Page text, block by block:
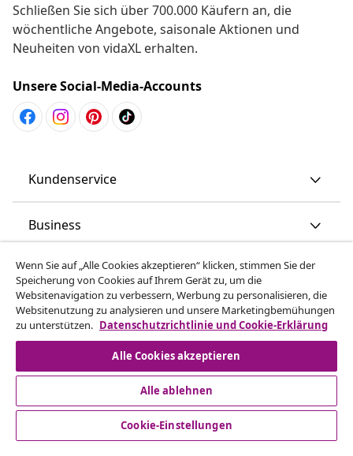
Schließen Sie sich über 700.000 Käufern an, die
wöchentliche Angebote, saisonale Aktionen und
Neuheiten von vidaXL erhalten.
Unsere Social-Media-Accounts
Kundenservice
Business
vidaXL
Mehr entdecken
© 2008-2026 vidaXL www.vidaxl.ch ist eine Website von TM
Wenn Sie auf „Alle Cookies akzeptieren“ klicken, stimmen Sie der
Speicherung von Cookies auf Ihrem Gerät zu, um die
Websitenavigation zu verbessern, Werbung zu personalisieren, die
Websitenutzung zu analysieren und unsere Marketingbemühungen
zu unterstützen. Datenschutzrichtlinie und Cookie-Erklärung
Alle Cookies akzeptieren
Alle ablehnen
Cookie-Einstellungen